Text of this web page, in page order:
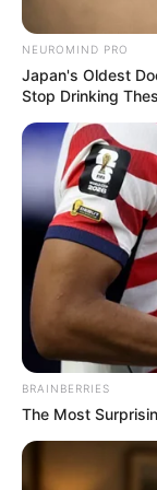
NEUROMIND PRO
Japan's Oldest
Stop Drinking
BRAINBERRIES
The Most